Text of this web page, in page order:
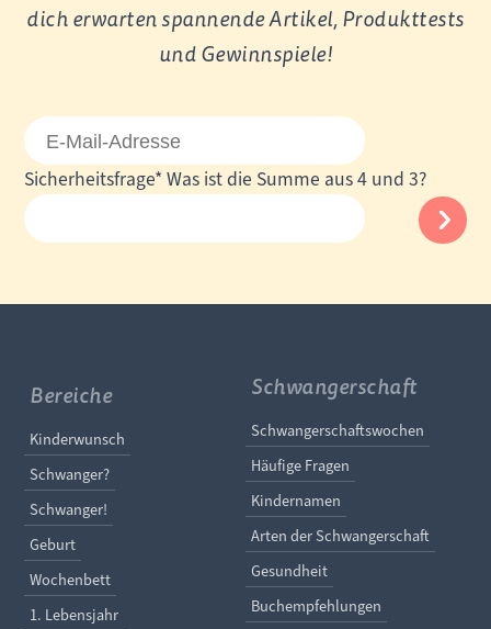
dich erwarten spannende Artikel, Produkttests
und Gewinnspiele!
E-
Mail-
Adresse
Pflichtfeld
Sicherheitsfrage* Was ist die Summe aus 4 und 3?
Bereiche
Navigation überspringen
Kinderwunsch
Schwanger?
Schwanger!
Geburt
Wochenbett
1. Lebensjahr
Schwangerschaft
Navigation
Schwangerschaftswochen
Häufige Fragen
Kindernamen
Arten der Schwangerschaft
Gesundheit
Buchempfehlungen